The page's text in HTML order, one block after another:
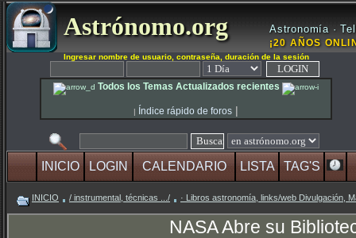
Astrónomo.org Astronomía ·
¡20 AÑOS
Ingresar nombre de usuario, contraseña, duración de la sesión
Todos los Temas Actualizados recientes
| Índice rápido de foros |
INICIO LOGIN CALENDARIO LISTA TAG'S
INICIO / instrumental, técnicas .../ · Libros astronomía, links/web Divulgación,
NASA Abre su